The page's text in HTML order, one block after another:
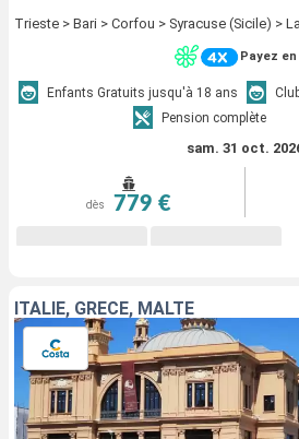
Trieste > Bari > Corfou > Syracuse (Sicile) >
Payez en
Enfants Gratuits jusqu'à 18 ans
Pension complète
sam. 31 oct.
dès 779 €
ITALIE, GRÈCE, MALTE